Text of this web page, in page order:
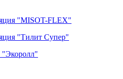
"MISOT-FLEX"
"Тилит Супер"